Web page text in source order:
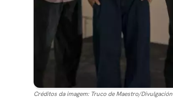
Créditos da imagem: Truco de Maestro/Divulgación